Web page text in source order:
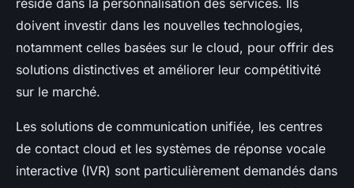
réside dans la personnalisation des services. Ils
doivent investir dans les nouvelles technologies,
notamment celles basées sur le cloud, pour offrir des
solutions distinctives et améliorer leur compétitivité
sur le marché.
Les solutions de communication unifiée, les centres
de contact cloud et les systèmes de réponse vocale
interactive (IVR) sont particulièrement demandés dans